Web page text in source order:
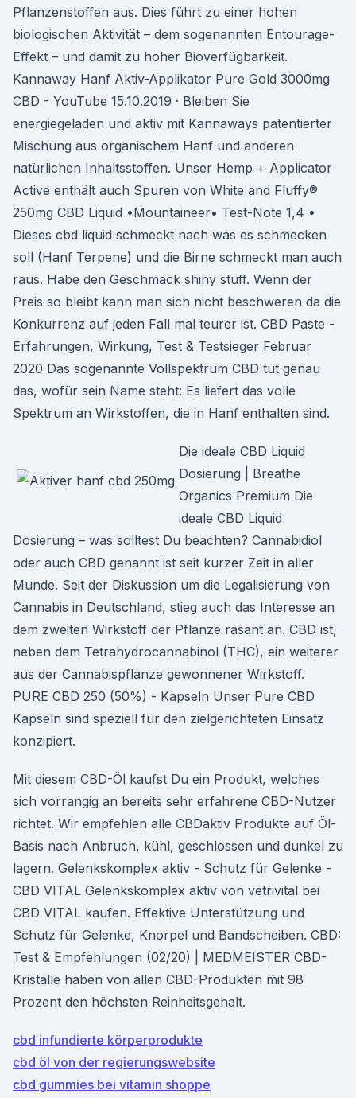
Pflanzenstoffen aus. Dies führt zu einer hohen
biologischen Aktivität – dem sogenannten Entourage-
Effekt – und damit zu hoher Bioverfügbarkeit.
Kannaway Hanf Aktiv-Applikator Pure Gold 3000mg
CBD - YouTube 15.10.2019 · Bleiben Sie
energiegeladen und aktiv mit Kannaways patentierter
Mischung aus organischem Hanf und anderen
natürlichen Inhaltsstoffen. Unser Hemp + Applicator
Active enthält auch Spuren von White and Fluffy®
250mg CBD Liquid •Mountaineer• Test-Note 1,4 •
Dieses cbd liquid schmeckt nach was es schmecken
soll (Hanf Terpene) und die Birne schmeckt man auch
raus. Habe den Geschmack shiny stuff. Wenn der
Preis so bleibt kann man sich nicht beschweren da die
Konkurrenz auf jeden Fall mal teurer ist. CBD Paste -
Erfahrungen, Wirkung, Test & Testsieger Februar
2020 Das sogenannte Vollspektrum CBD tut genau
das, wofür sein Name steht: Es liefert das volle
Spektrum an Wirkstoffen, die in Hanf enthalten sind.
Die ideale CBD Liquid
Dosierung | Breathe
Organics Premium Die
ideale CBD Liquid
Dosierung – was solltest Du beachten? Cannabidiol
oder auch CBD genannt ist seit kurzer Zeit in aller
Munde. Seit der Diskussion um die Legalisierung von
Cannabis in Deutschland, stieg auch das Interesse an
dem zweiten Wirkstoff der Pflanze rasant an. CBD ist,
neben dem Tetrahydrocannabinol (THC), ein weiterer
aus der Cannabispflanze gewonnener Wirkstoff.
PURE CBD 250 (50%) - Kapseln Unser Pure CBD
Kapseln sind speziell für den zielgerichteten Einsatz
konzipiert.
Mit diesem CBD-Öl kaufst Du ein Produkt, welches
sich vorrangig an bereits sehr erfahrene CBD-Nutzer
richtet. Wir empfehlen alle CBDaktiv Produkte auf Öl-
Basis nach Anbruch, kühl, geschlossen und dunkel zu
lagern. Gelenkskomplex aktiv - Schutz für Gelenke -
CBD VITAL Gelenkskomplex aktiv von vetrivital bei
CBD VITAL kaufen. Effektive Unterstützung und
Schutz für Gelenke, Knorpel und Bandscheiben. CBD:
Test & Empfehlungen (02/20) | MEDMEISTER CBD-
Kristalle haben von allen CBD-Produkten mit 98
Prozent den höchsten Reinheitsgehalt.
cbd infundierte körperprodukte
cbd öl von der regierungswebsite
cbd gummies bei vitamin shoppe